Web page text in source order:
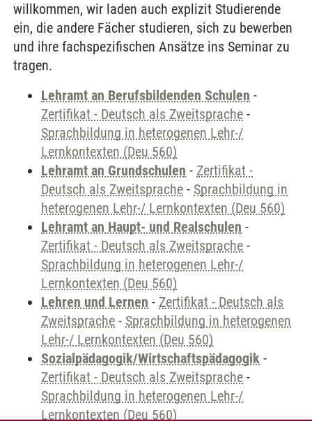
willkommen, wir laden auch explizit Studierende
ein, die andere Fächer studieren, sich zu bewerben
und ihre fachspezifischen Ansätze ins Seminar zu
tragen.
Lehramt an Berufsbildenden Schulen -
Zertifikat - Deutsch als Zweitsprache -
Sprachbildung in heterogenen Lehr-/
Lernkontexten (Deu 560)
Lehramt an Grundschulen - Zertifikat -
Deutsch als Zweitsprache - Sprachbildung in
heterogenen Lehr-/ Lernkontexten (Deu 560)
Lehramt an Haupt- und Realschulen -
Zertifikat - Deutsch als Zweitsprache -
Sprachbildung in heterogenen Lehr-/
Lernkontexten (Deu 560)
Lehren und Lernen - Zertifikat - Deutsch als
Zweitsprache - Sprachbildung in heterogenen
Lehr-/ Lernkontexten (Deu 560)
Sozialpädagogik/Wirtschaftspädagogik -
Zertifikat - Deutsch als Zweitsprache -
Sprachbildung in heterogenen Lehr-/
Lernkontexten (Deu 560)